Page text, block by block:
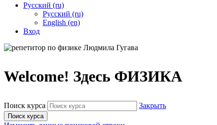
Русский ‎(ru)‎
Русский ‎(ru)‎
English ‎(en)‎
Вход
Welcome! Здесь ФИЗИКА
Поиск курса Закрыть
Поиск курса